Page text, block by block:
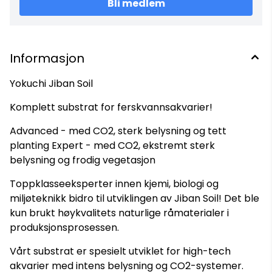
bruk av Yokuchi Ganban Power Base. Leveringsomfang
avhengig av valg: Jiban Soil 1 liter Jiban Soil 4 liter Jiban Soil
Bli medlem
Informasjon
Yokuchi Jiban Soil
Komplett substrat for ferskvannsakvarier!
Advanced - med CO2, sterk belysning og tett
planting Expert - med CO2, ekstremt sterk
belysning og frodig vegetasjon
Toppklasseeksperter innen kjemi, biologi og
miljøteknikk bidro til utviklingen av Jiban Soil! Det ble
kun brukt høykvalitets naturlige råmaterialer i
produksjonsprosessen.
Vårt substrat er spesielt utviklet for high-tech
akvarier med intens belysning og CO2-systemer.